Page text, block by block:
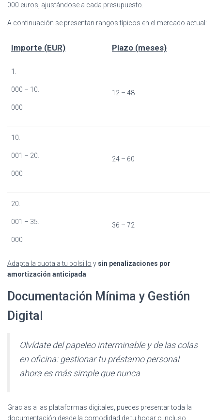
000 euros, ajustándose a cada presupuesto.
A continuación se presentan rangos típicos en el mercado actual:
Importe (EUR) Plazo (meses)
1.
000 – 10.
000
12 – 48
10.
001 – 20.
000
24 – 60
20.
001 – 35.
000
36 – 72
Adapta la cuota a tu bolsillo y sin penalizaciones por
amortización anticipada
Documentación Mínima y Gestión
Digital
Olvídate del papeleo interminable y de las colas
en oficina: gestionar tu préstamo personal
ahora es más simple que nunca
Gracias a las plataformas digitales, puedes presentar toda la
documentación desde la comodidad de tu hogar o incluso